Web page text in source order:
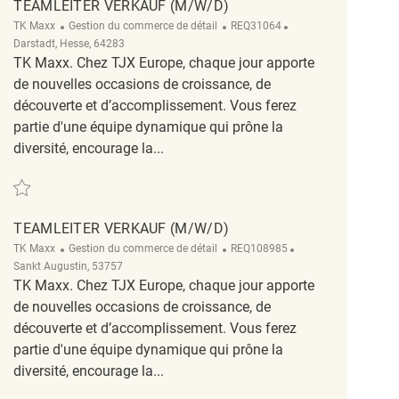
TEAMLEITER VERKAUF (M/W/D)
TK Maxx Catégorie
Gestion du commerce de détail ReqId
REQ31064
Darstadt, Hesse, 64283
TK Maxx. Chez TJX Europe, chaque jour apporte
de nouvelles occasions de croissance, de
découverte et d’accomplissement. Vous ferez
partie d'une équipe dynamique qui prône la
diversité, encourage la...
Sauvegarder Teamleiter Verkauf (m/w/d) REQ31064
TEAMLEITER VERKAUF (M/W/D)
TK Maxx Catégorie
Gestion du commerce de détail ReqId
REQ108985
Sankt Augustin, 53757
TK Maxx. Chez TJX Europe, chaque jour apporte
de nouvelles occasions de croissance, de
découverte et d’accomplissement. Vous ferez
partie d'une équipe dynamique qui prône la
diversité, encourage la...